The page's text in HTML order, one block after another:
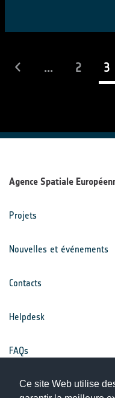
Ce site Web utilise
... 2 3
Agence Spatiale
Projets
Nouvelles et événements
Contacts
Helpdesk
FAQs
Conditions générales